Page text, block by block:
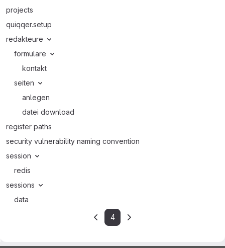
projects
quiqqer.setup
redakteure
formulare
kontakt
seiten
anlegen
datei download
register paths
security vulnerability naming convention
session
redis
sessions
data
4